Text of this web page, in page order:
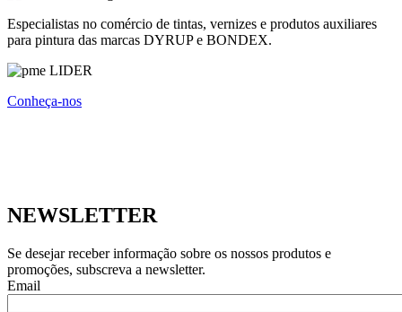
Especialistas no comércio de tintas, vernizes e produtos auxiliares
para pintura das marcas DYRUP e BONDEX.
Conheça-nos
NEWSLETTER
Se desejar receber informação sobre os nossos produtos e
promoções, subscreva a newsletter.
Email